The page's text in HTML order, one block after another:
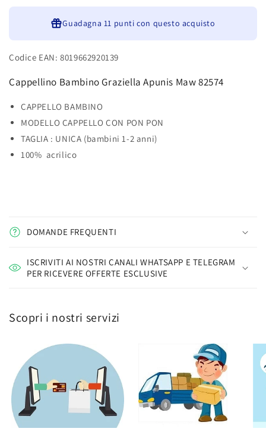
Guadagna 11 punti con questo acquisto
Codice EAN: 8019662920139
Cappellino Bambino Graziella Apunis Maw 82574
CAPPELLO BAMBINO
MODELLO CAPPELLO CON PON PON
TAGLIA : UNICA (bambini 1-2 anni)
100% acrilico
DOMANDE FREQUENTI
ISCRIVITI AI NOSTRI CANALI WHATSAPP E TELEGRAM
PER RICEVERE OFFERTE ESCLUSIVE
Scopri i nostri servizi